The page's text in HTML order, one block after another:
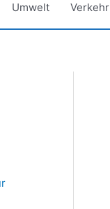
Umwelt Verkehr